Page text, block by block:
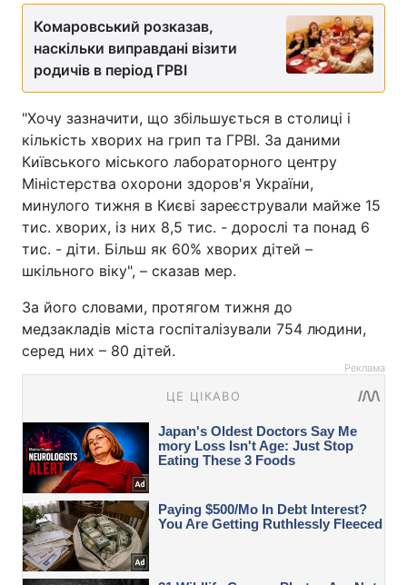
Комаровський розказав,
наскільки виправдані візити
родичів в період ГРВІ
"Хочу зазначити, що збільшується в столиці і
кількість хворих на грип та ГРВІ. За даними
Київського міського лабораторного центру
Міністерства охорони здоров'я України,
минулого тижня в Києві зареєстрували майже 15
тис. хворих, із них 8,5 тис. - дорослі та понад 6
тис. - діти. Більш як 60% хворих дітей –
шкільного віку", – сказав мер.
За його словами, протягом тижня до
медзакладів міста госпіталізували 754 людини,
серед них – 80 дітей.
Реклама